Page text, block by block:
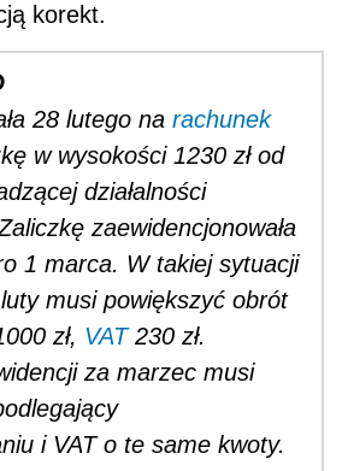
korekt.
28 lutego na rachunek
w wysokości 1230 zł od
działalności
zaewidencjonowała
1 marca. W takiej sytuacji
musi powiększyć obrót
zł, VAT230 zł.
za marzec musi
i VAT o te same kwoty.